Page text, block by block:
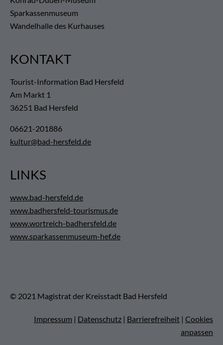
Sparkassenmuseum
Wandelhalle des Kurhauses
KONTAKT
Tourist-Information Bad Hersfeld
Am Markt 1
36251 Bad Hersfeld
06621-201886
kultur@bad-hersfeld.de
LINKS
www.bad-hersfeld.de
www.badhersfeld-tourismus.de
www.wortreich-badhersfeld.de
www.sparkassenmuseum-hef.de
© 2021 Magistrat der Kreisstadt Bad Hersfeld
Impressum | Datenschutz | Barrierefreiheit | Cookies
anpassen